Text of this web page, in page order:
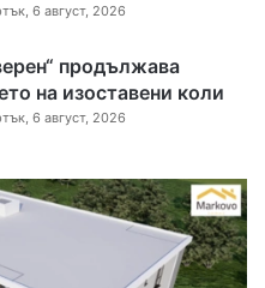
6 август, 2026
продължава
на изоставени коли
6 август, 2026